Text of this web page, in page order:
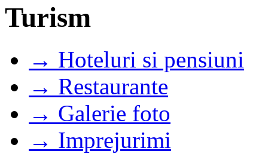
Turism
→ Hoteluri si pensiuni
→ Restaurante
→ Galerie foto
→ Imprejurimi